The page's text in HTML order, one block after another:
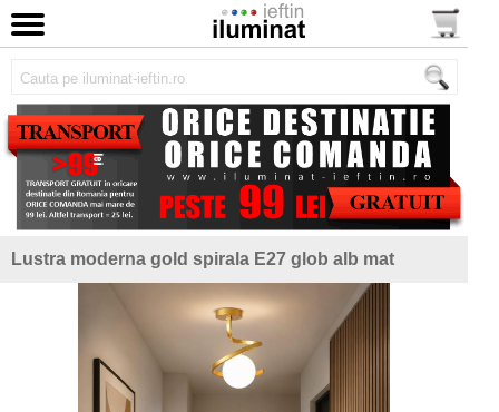
Lustra moderna gold spirala E27 glob alb mat